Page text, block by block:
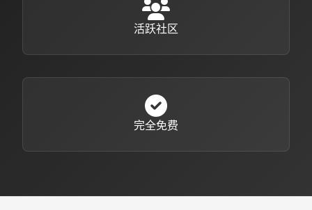
活跃社区
完全免费